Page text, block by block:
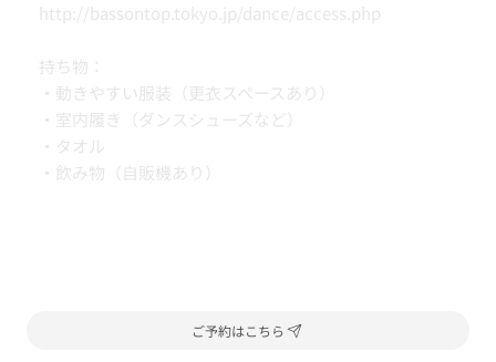
http://bassontop.tokyo.jp/dance/access.php
持ち物：
・動きやすい服装（更衣スペースあり）
・室内履き（ダンスシューズなど）
・タオル
・飲み物（自販機あり）
ご予約はこちら